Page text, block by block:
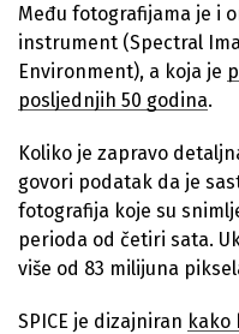
Među fotografijama je i
instrument (Spectral
Environment), a koja je
posljednjih 50 godina.
Koliko je zapravo
govori podatak da je
fotografija koje su
perioda od četiri sata.
više od 83 milijuna
SPICE je dizajniran kako